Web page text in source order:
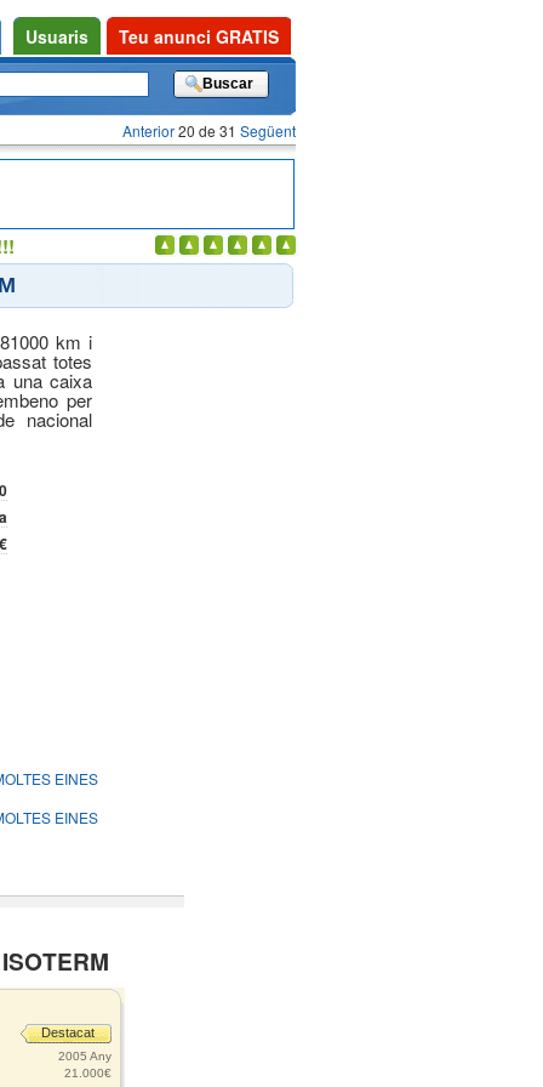
Anterior20 de 31 Següent
km i
totes
una caixa
per
nacional
EINES
EINES
Destacat
2005 Any
21.000€
Usuaris Teu anunci GRATIS